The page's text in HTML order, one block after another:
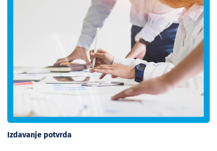
Izdavanje potvrda